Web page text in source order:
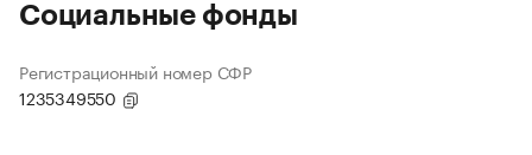
Социальные фонды
Регистрационный номер СФР
1235349550